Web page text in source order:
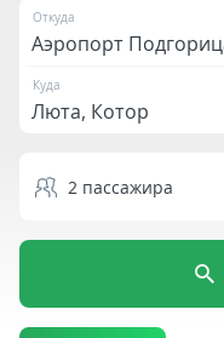
Откуда
Куда
2 пассажира